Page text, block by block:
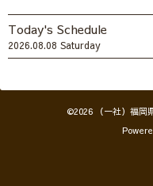
Today's Schedule
2026.08.08 Saturday
©2026 （一社）福岡